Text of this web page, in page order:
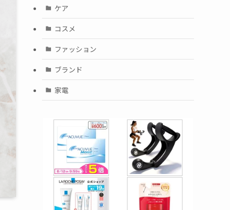
ケア
コスメ
ファッション
ブランド
家電